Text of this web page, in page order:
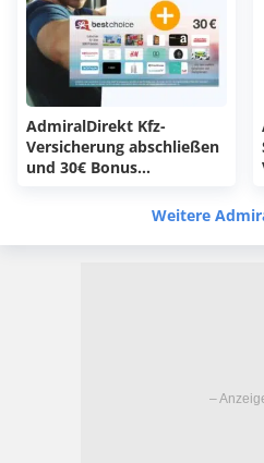
AdmiralDirekt Kfz-
Versicherung abschließen
und 30€ Bonus
pro Jahr und in weniger
Papierkram erledigt
Weitere